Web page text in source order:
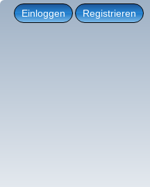
Einloggen Registrieren